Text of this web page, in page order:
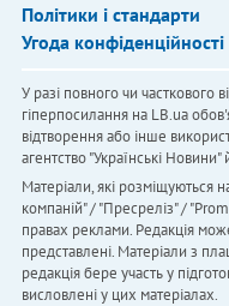
Політики і стандарти
Угода конфіденційності
У разі повного чи часткового
гіперпосилання на LB.ua
відтворення або інше
агентство "Українськi
Матеріали, які розміщуються
компаній" / "Пресреліз" /
правах реклами. Редакція
представлені. Матеріали з
редакція бере участь у
висловлені у цих матеріалах.